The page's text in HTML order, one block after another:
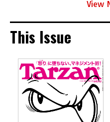
View
This Issue